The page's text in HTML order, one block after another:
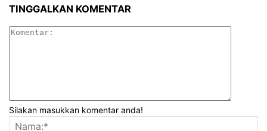
TINGGALKAN KOMENTAR
Silakan masukkan komentar anda!